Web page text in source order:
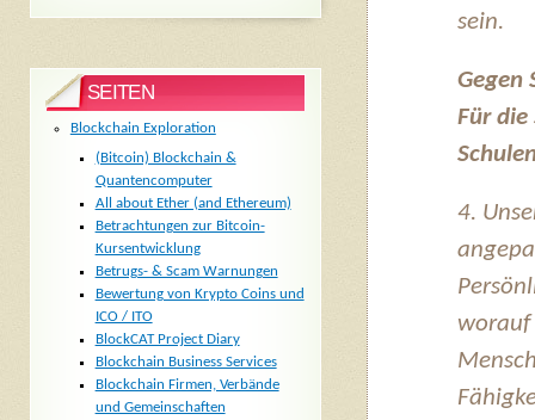
sein.
Gegen
Für die
4.
worauf
SEITEN
Blockchain Exploration
(Bitcoin) Blockchain &
Quantencomputer
All about Ether (and Ethereum)
Betrachtungen zur Bitcoin-
Kursentwicklung
Betrugs- & Scam Warnungen
Bewertung von Krypto Coins und
ICO / ITO
BlockCAT Project Diary
Blockchain Business Services
Blockchain Firmen, Verbände
und Gemeinschaften